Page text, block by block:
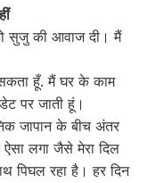
सुजु की आवाज दी। मैं
हूँ. मैं घर के काम
पर जाती हूं।
जापान के बीच अंतर
लगा जैसे मेरा दिल
पिघल रहा है। हर दिन